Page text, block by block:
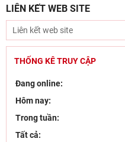
LIÊN KẾT WEB SITE
THỐNG KÊ TRUY CẬP
Đang online:
Hôm nay:
Trong tuần:
Tất cả: